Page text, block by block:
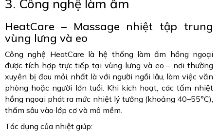
3. Công nghệ làm ấm
HeatCare – Massage nhiệt tập trung
vùng lưng và eo
Công nghệ HeatCare là hệ thống làm ấm hồng ngoại
được tích hợp trực tiếp tại vùng lưng và eo – nơi thường
xuyên bị đau mỏi, nhất là với người ngồi lâu, làm việc văn
phòng hoặc người lớn tuổi. Khi kích hoạt, các tấm nhiệt
hồng ngoại phát ra mức nhiệt lý tưởng (khoảng 40–55°C),
thấm sâu vào lớp cơ và mô mềm.
Tác dụng của nhiệt giúp: